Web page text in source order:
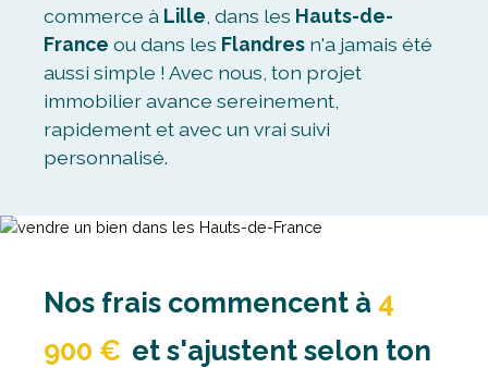
commerce à Lille , dans les Hauts-de-
France ou dans les Flandres n'a jamais été
aussi simple ! Avec nous, ton projet
immobilier avance sereinement,
rapidement et avec un vrai suivi
personnalisé.
Nos frais commencent à 4
900 € et s'ajustent selon ton